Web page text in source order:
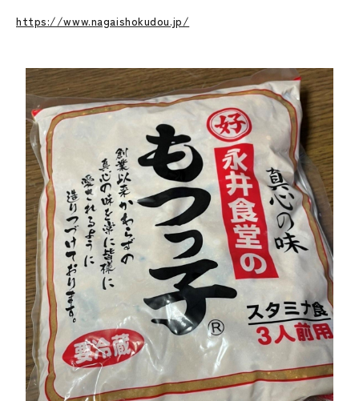
https://www.nagaishokudou.jp/